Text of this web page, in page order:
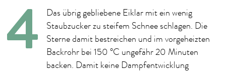
Das übrig gebliebene Eiklar mit ein wenig
Staubzucker zu steifem Schnee schlagen. Die
Sterne damit bestreichen und im vorgeheizten
Backrohr bei 150 °C ungefähr 20 Minuten
backen. Damit keine Dampfentwicklung